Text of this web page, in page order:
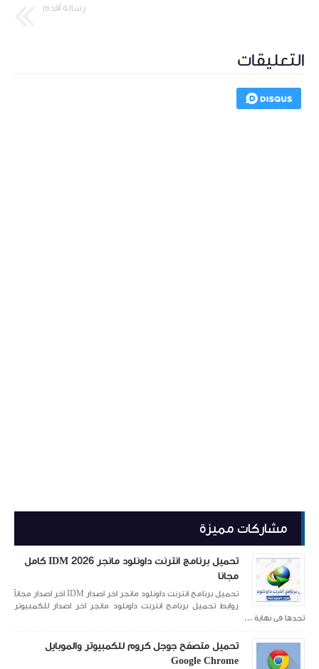
رسالة أقدم
التعليقات
مشاركات مميزة
تحميل برنامج انترنت داونلود مانجر 2026 IDM كامل
مجانا
تحميل برنامج انترنت داونلود مانجر اخر اصدار IDM اخر اصدار مجاناً
روابط تحميل برنامج انترنت داونلود مانجر اخر اصدار للكمبيوتر
تجدها فى نهاية ...
تحميل متصفح جوجل كروم للكمبيوتر والموبايل
Google Chrome